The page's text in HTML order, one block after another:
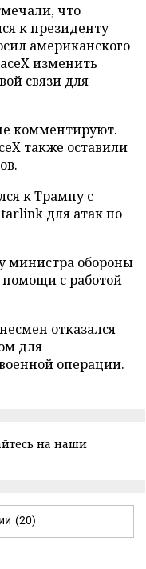
что
к президенту
американского
изменить
связи для
комментируют.
также оставили
к Трампу с
для атак по
министра обороны
с работой
отказался
для
операции.
на наши
(20)